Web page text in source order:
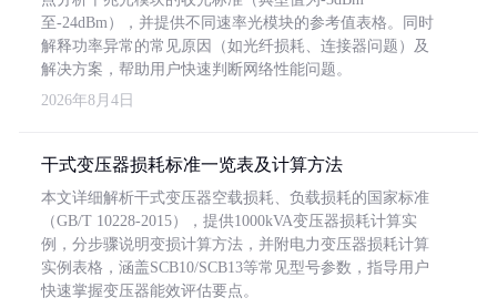
至-24dBm），并提供不同速率光模块的参考值表格。同时
解释功率异常的常见原因（如光纤损耗、连接器问题）及
解决方案，帮助用户快速判断网络性能问题。
2026年8月4日
干式变压器损耗标准一览表及计算方法
本文详细解析干式变压器空载损耗、负载损耗的国家标准
（GB/T 10228-2015），提供1000kVA变压器损耗计算实
例，分步骤说明变损计算方法，并附电力变压器损耗计算
实例表格，涵盖SCB10/SCB13等常见型号参数，指导用户
快速掌握变压器能效评估要点。